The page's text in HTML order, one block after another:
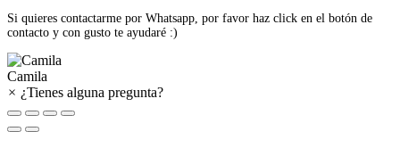
Si quieres contactarme por Whatsapp, por favor haz click en el botón de
contacto y con gusto te ayudaré :)
Camila
× ¿Tienes alguna pregunta?